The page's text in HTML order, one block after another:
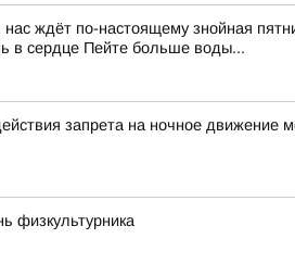
ждёт по-настоящему знойная
в сердце Пейте больше воды...
запрета на ночное движение
физкультурника